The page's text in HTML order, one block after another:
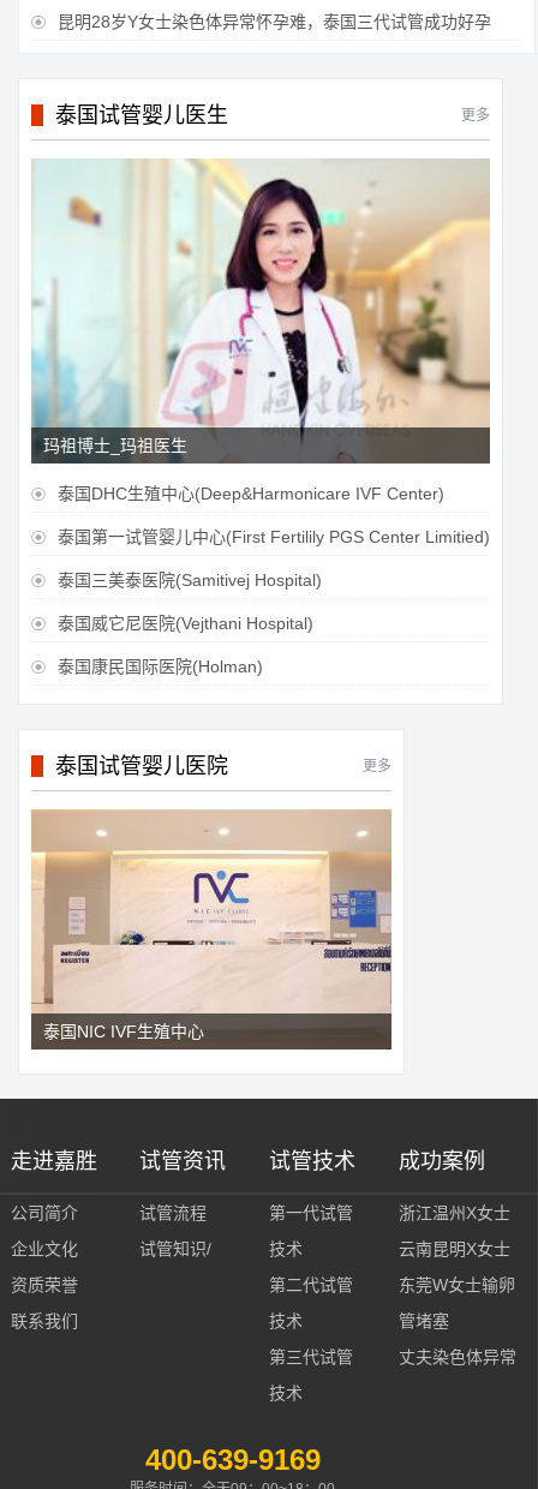
 昆明28岁Y女士染色体异常怀孕难，泰国三代试管成功好孕
泰国试管婴儿医生 更多
玛祖博士_玛祖医生
 泰国DHC生殖中心(Deep&Harmonicare IVF Center)
 泰国第一试管婴儿中心(First Fertilily PGS Center Limitied)
 泰国三美泰医院(Samitivej Hospital)
 泰国威它尼医院(Vejthani Hospital)
 泰国康民国际医院(Holman)
泰国试管婴儿医院 更多
泰国NIC IVF生殖中心
走进嘉胜
公司简介
企业文化
资质荣誉
联系我们
试管资讯
试管流程
试管知识/
试管技术
第一代试管
技术
第二代试管
技术
第三代试管
技术
成功案例
浙江温州X女士
云南昆明X女士
东莞W女士输卵
管堵塞
丈夫染色体异常
400-639-9169